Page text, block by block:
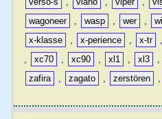
wagoneer
, wasp , wer , will
x-klasse
, x-perience , x-tr ,
,
xc70 , xc90 , xl1 , xl3 ,
zafira
, zagato , zerstören ,